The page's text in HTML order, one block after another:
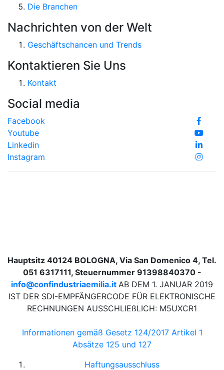
Die Branchen
Nachrichten von der Welt
Geschäftschancen und Trends
Kontaktieren Sie Uns
Kontakt
Social media
Facebook
Youtube
Linkedin
Instagram
Hauptsitz 40124 BOLOGNA, Via San Domenico 4, Tel.
051 6317111, Steuernummer 91398840370 -
info@confindustriaemilia.it AB DEM 1. JANUAR 2019
IST DER SDI-EMPFÄNGERCODE FÜR ELEKTRONISCHE
RECHNUNGEN AUSSCHLIEßLICH: M5UXCR1
Informationen gemäß Gesetz 124/2017 Artikel 1
Absätze 125 und 127
Haftungsausschluss